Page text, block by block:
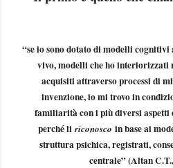
“se io sono dotato di modelli
vivo, modelli che ho interiorizzati
acquisiti attraverso processi di
invenzione, io mi trovo in
familiarità con i più diversi aspetti
perché li riconosco in base ai
struttura psichica, registrati,
centrale” (Altan